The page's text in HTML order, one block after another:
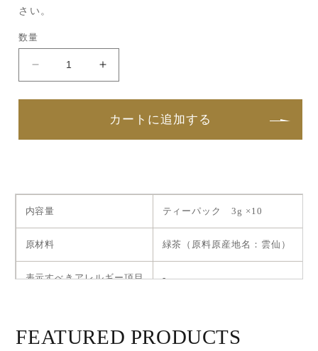
さい。
数量
VOYAGE
和
を
ら
BON
VOYAGE
和
紅カートに追加する
内容量 ティーパック 3g ×10
原材料 緑茶（原料原産地名：雲仙）
表示すべきアレルギー項目 -
保存方法 高温多湿を避け、移り香にご注意
FEATURED PRODUCTS